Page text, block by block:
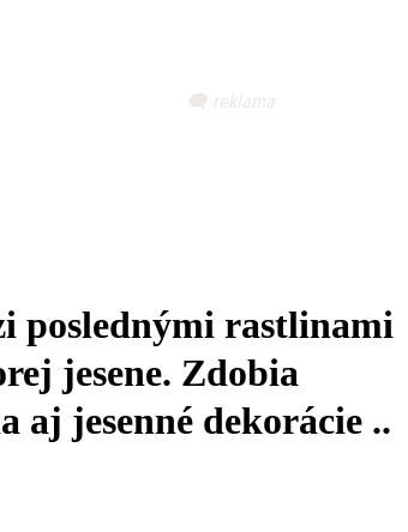
poslednými rastlinami
jesene. Zdobia
aj jesenné dekorácie ..